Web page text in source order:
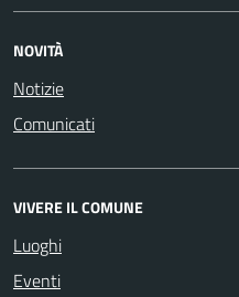
NOVITÀ
Notizie
Comunicati
VIVERE IL COMUNE
Luoghi
Eventi